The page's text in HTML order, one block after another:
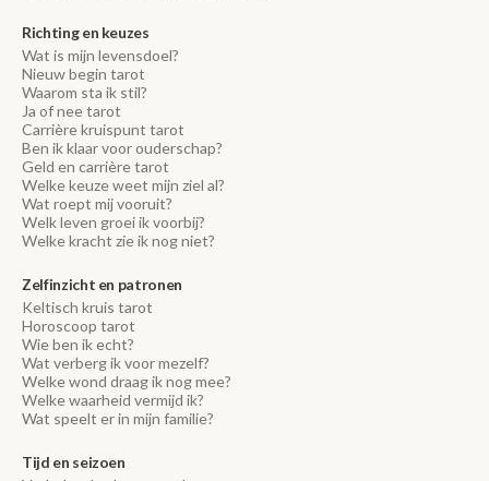
Richting en keuzes
Wat is mijn levensdoel?
Nieuw begin tarot
Waarom sta ik stil?
Ja of nee tarot
Carrière kruispunt tarot
Ben ik klaar voor ouderschap?
Geld en carrière tarot
Welke keuze weet mijn ziel al?
Wat roept mij vooruit?
Welk leven groei ik voorbij?
Welke kracht zie ik nog niet?
Zelfinzicht en patronen
Keltisch kruis tarot
Horoscoop tarot
Wie ben ik echt?
Wat verberg ik voor mezelf?
Welke wond draag ik nog mee?
Welke waarheid vermijd ik?
Wat speelt er in mijn familie?
Tijd en seizoen